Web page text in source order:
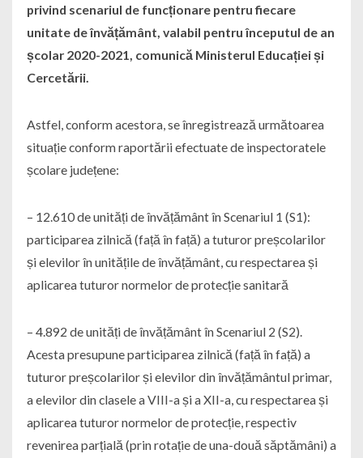
privind scenariul de funcționare pentru fiecare
unitate de învățământ, valabil pentru începutul de an
școlar 2020-2021, comunică Ministerul Educației și
Cercetării.
Astfel, conform acestora, se înregistrează următoarea
situație conform raportării efectuate de inspectoratele
școlare județene:
– 12.610 de unități de învățământ în Scenariul 1 (S1):
participarea zilnică (față în față) a tuturor preșcolarilor
și elevilor în unitățile de învățământ, cu respectarea și
aplicarea tuturor normelor de protecție sanitară
– 4.892 de unități de învățământ în Scenariul 2 (S2).
Acesta presupune participarea zilnică (față în față) a
tuturor preșcolarilor și elevilor din învățământul primar,
a elevilor din clasele a VIII-a și a XII-a, cu respectarea și
aplicarea tuturor normelor de protecție, respectiv
revenirea parțială (prin rotație de una-două săptămâni) a